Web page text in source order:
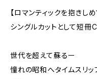
【ロマンティックを抱きしめ
シングルカットとして短冊
世代を超えて蘇るー
憧れの昭和へタイムスリ